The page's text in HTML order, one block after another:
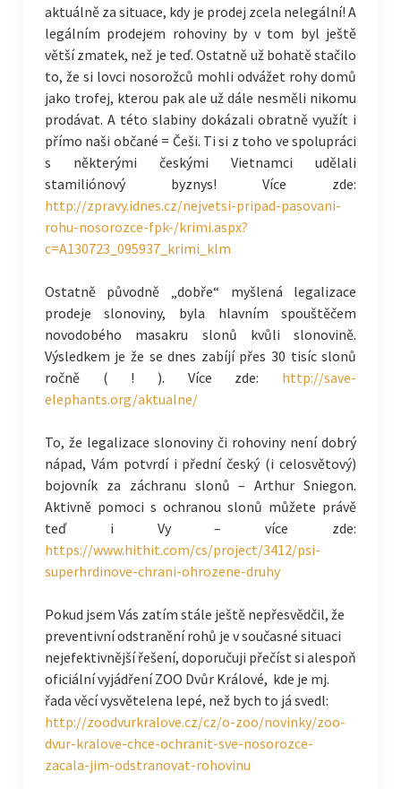
aktuálně za situace, kdy je prodej zcela nelegální! A
legálním prodejem rohoviny by v tom byl ještě
větší zmatek, než je teď. Ostatně už bohatě stačilo
to, že si lovci nosorožců mohli odvážet rohy domů
jako trofej, kterou pak ale už dále nesměli nikomu
prodávat. A této slabiny dokázali obratně využít i
přímo naši občané = Češi. Ti si z toho ve spolupráci
s některými českými Vietnamci udělali
stamiliónový byznys! Více zde:
http://zpravy.idnes.cz/nejvetsi-pripad-pasovani-
rohu-nosorozce-fpk-/krimi.aspx?
c=A130723_095937_krimi_klm
Ostatně původně „dobře“ myšlená legalizace
prodeje slonoviny, byla hlavním spouštěčem
novodobého masakru slonů kvůli slonovině.
Výsledkem je že se dnes zabíjí přes 30 tisíc slonů
ročně ( ! ). Více zde: http://save-
elephants.org/aktualne/
To, že legalizace slonoviny či rohoviny není dobrý
nápad, Vám potvrdí i přední český (i celosvětový)
bojovník za záchranu slonů – Arthur Sniegon.
Aktivně pomoci s ochranou slonů můžete právě
teď i Vy – více zde:
https://www.hithit.com/cs/project/3412/psi-
superhrdinove-chrani-ohrozene-druhy
Pokud jsem Vás zatím stále ještě nepřesvědčil, že
preventivní odstranění rohů je v současné situaci
nejefektivnější řešení, doporučuji přečíst si alespoň
oficiální vyjádření ZOO Dvůr Králové, kde je mj.
řada věcí vysvětelena lepé, než bych to já svedl:
http://zoodvurkralove.cz/cz/o-zoo/novinky/zoo-
dvur-kralove-chce-ochranit-sve-nosorozce-
zacala-jim-odstranovat-rohovinu